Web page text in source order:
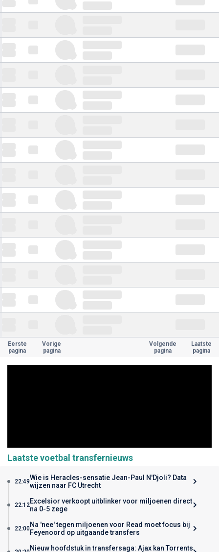
Eerste
pagina
Vorige
pagina
Volgende
pagina
Laatste
pagina
Laatste voetbal transfernieuws
22:49Wie is Heracles-sensatie Jean-Paul N'Djoli? Data
wijzen naar FC Utrecht
22:12Excelsior verkoopt uitblinker voor miljoenen direct
na 0-5 zege
22:00Na 'nee' tegen miljoenen voor Read moet focus bij
Feyenoord op uitgaande transfers
Nieuw hoofdstuk in transfersaga: Ajax kan Torrents